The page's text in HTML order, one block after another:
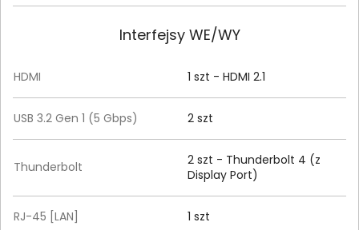
Interfejsy WE/WY
HDMI 1 szt - HDMI 2.1
USB 3.2 Gen 1 (5 Gbps) 2 szt
Thunderbolt
2 szt - Thunderbolt 4 (z
Display Port)
RJ-45 [LAN] 1 szt